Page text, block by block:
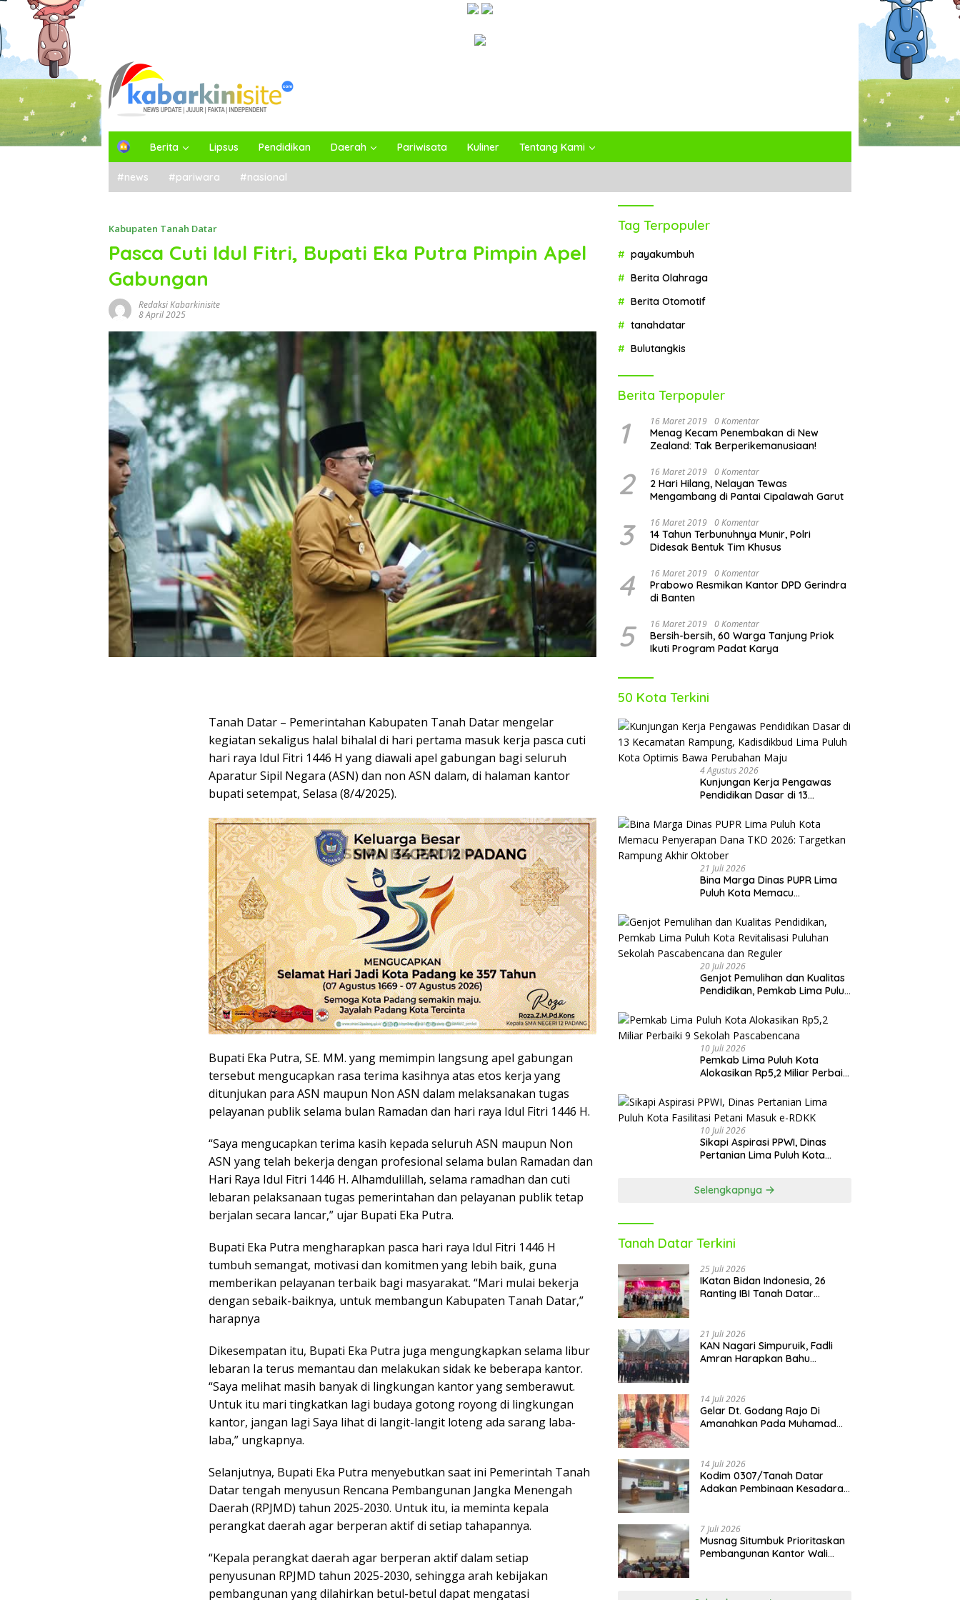
H
e
Berita Lipsus Pendidikan Daerah Pariwisata Kuliner Tentang Kami
#news #pariwara #nasional
Kabupaten Tanah Datar
Pasca Cuti Idul Fitri, Bupati Eka Putra Pimpin Apel
Gabungan
Redaksi Kabarkinisite
8 April 2025
Tanah Datar – Pemerintahan Kabupaten Tanah Datar mengelar
kegiatan sekaligus halal bihalal di hari pertama masuk kerja pasca cuti
hari raya Idul Fitri 1446 H yang diawali apel gabungan bagi seluruh
Aparatur Sipil Negara (ASN) dan non ASN dalam, di halaman kantor
bupati setempat, Selasa (8/4/2025).
Bupati Eka Putra, SE. MM. yang memimpin langsung apel gabungan
tersebut mengucapkan rasa terima kasihnya atas etos kerja yang
ditunjukan para ASN maupun Non ASN dalam melaksanakan tugas
pelayanan publik selama bulan Ramadan dan hari raya Idul Fitri 1446 H.
“Saya mengucapkan terima kasih kepada seluruh ASN maupun Non
ASN yang telah bekerja dengan profesional selama bulan Ramadan dan
Hari Raya Idul Fitri 1446 H. Alhamdulillah, selama ramadhan dan cuti
lebaran pelaksanaan tugas pemerintahan dan pelayanan publik tetap
berjalan secara lancar,” ujar Bupati Eka Putra.
Bupati Eka Putra mengharapkan pasca hari raya Idul Fitri 1446 H
tumbuh semangat, motivasi dan komitmen yang lebih baik, guna
memberikan pelayanan terbaik bagi masyarakat. “Mari mulai bekerja
dengan sebaik-baiknya, untuk membangun Kabupaten Tanah Datar,”
harapnya
Dikesempatan itu, Bupati Eka Putra juga mengungkapkan selama libur
lebaran Ia terus memantau dan melakukan sidak ke beberapa kantor.
“Saya melihat masih banyak di lingkungan kantor yang semberawut.
Untuk itu mari tingkatkan lagi budaya gotong royong di lingkungan
kantor, jangan lagi Saya lihat di langit-langit loteng ada sarang laba-
laba,” ungkapnya.
Selanjutnya, Bupati Eka Putra menyebutkan saat ini Pemerintah Tanah
Datar tengah menyusun Rencana Pembangunan Jangka Menengah
Daerah (RPJMD) tahun 2025-2030. Untuk itu, ia meminta kepala
perangkat daerah agar berperan aktif di setiap tahapannya.
“Kepala perangkat daerah agar berperan aktif dalam setiap
penyusunan RPJMD tahun 2025-2030, sehingga arah kebijakan
pembangunan yang dilahirkan betul-betul dapat mengatasi
Tag Terpopuler
payakumbuh
Berita Olahraga
Berita Otomotif
tanahdatar
Bulutangkis
Berita Terpopuler
1 16 Maret 2019 0 Komentar
Menag Kecam Penembakan di New
Zealand: Tak Berperikemanusiaan!
2 16 Maret 2019 0 Komentar
2 Hari Hilang, Nelayan Tewas
Mengambang di Pantai Cipalawah Garut
3 16 Maret 2019 0 Komentar
14 Tahun Terbunuhnya Munir, Polri
Didesak Bentuk Tim Khusus
4 16 Maret 2019 0 Komentar
Prabowo Resmikan Kantor DPD Gerindra
di Banten
5 16 Maret 2019 0 Komentar
Bersih-bersih, 60 Warga Tanjung Priok
Ikuti Program Padat Karya
50 Kota Terkini
4 Agustus 2026
Kunjungan Kerja Pengawas
Pendidikan Dasar di 13
Kadisdikbud Lima Puluh Kota
Optimis Bawa Perubahan Maju
21 Juli 2026
Bina Marga Dinas PUPR Lima
Puluh Kota Memacu
Targetkan Rampung Akhir
Oktober
20 Juli 2026
Genjot Pemulihan dan Kualitas
Pendidikan, Pemkab Lima Puluh
Sekolah Pascabencana dan
Reguler
10 Juli 2026
Pemkab Lima Puluh Kota
Alokasikan Rp5,2 Miliar Perbaiki
10 Juli 2026
Sikapi Aspirasi PPWI, Dinas
Pertanian Lima Puluh Kota
Selengkapnya
Tanah Datar Terkini
25 Juli 2026
IKatan Bidan Indonesia, 26
Ranting IBI Tanah Datar
21 Juli 2026
KAN Nagari Simpuruik, Fadli
Amran Harapkan Bahu
14 Juli 2026
Gelar Dt. Godang Rajo Di
Amanahkan Pada Muhamad
14 Juli 2026
Kodim 0307/Tanah Datar
Adakan Pembinaan Kesadaran
7 Juli 2026
Musnag Situmbuk Prioritaskan
Pembangunan Kantor Wali